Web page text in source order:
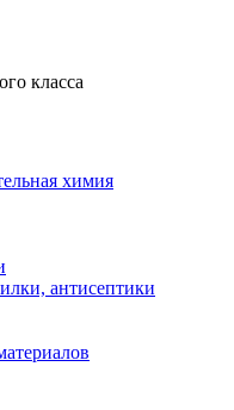
класса
химия
антисептики